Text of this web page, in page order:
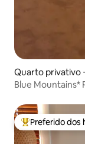
Quarto privativo
Blue Mountains*
Entre os
Preferido dos